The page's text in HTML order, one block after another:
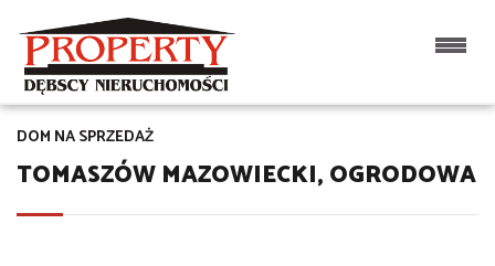
TOMASZÓW MAZOWIECKI, OGRODOWA
DOM NA SPRZEDAŻ